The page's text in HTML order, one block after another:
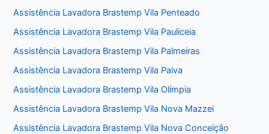
Assistência Lavadora Brastemp Vila Penteado
Assistência Lavadora Brastemp Vila Pauliceia
Assistência Lavadora Brastemp Vila Palmeiras
Assistência Lavadora Brastemp Vila Paiva
Assistência Lavadora Brastemp Vila Olímpia
Assistência Lavadora Brastemp Vila Nova Mazzei
Assistência Lavadora Brastemp Vila Nova Conceição